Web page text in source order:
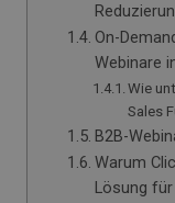
On-
Webinare
Wie
Sales
B2B-
Warum
Lösung